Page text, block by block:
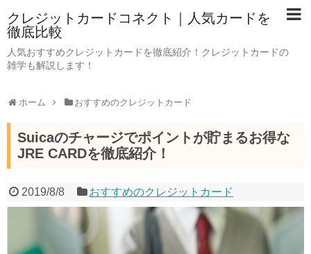
クレジットカードコネクト｜人気カードを
徹底比較
人気おすすめクレジットカードを徹底紹介！クレジットカードの
雑学も解説します！
ホーム おすすめのクレジットカード
Suicaのチャージでポイントが貯まるお得な
JRE CARDを徹底紹介！
2019/8/8 おすすめのクレジットカード